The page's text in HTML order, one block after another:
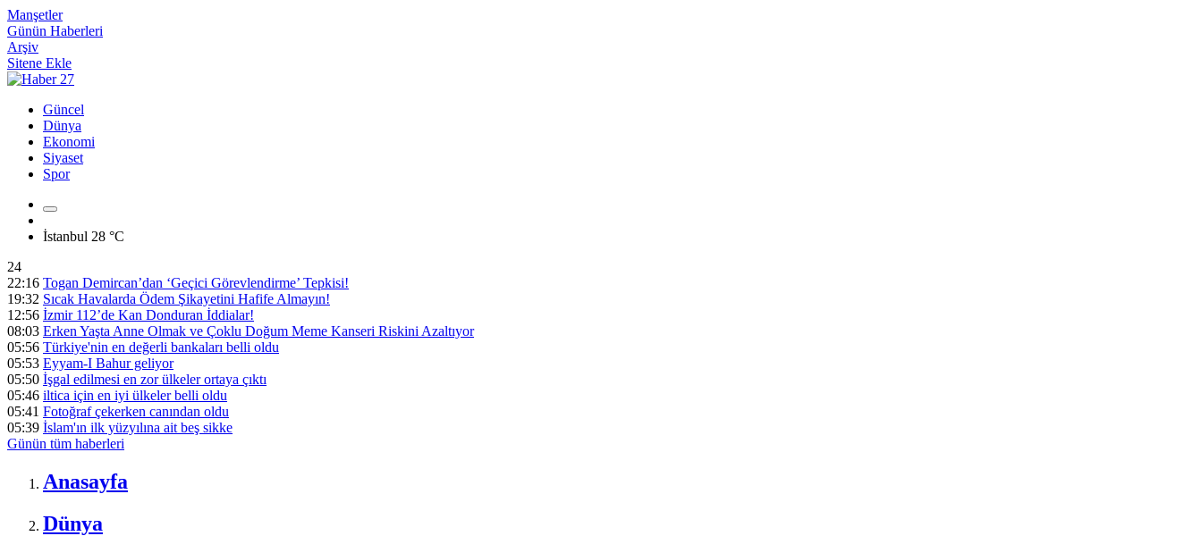
Manşetler
Günün Haberleri
Arşiv
Sitene Ekle
Güncel
Dünya
Ekonomi
Siyaset
Spor
İstanbul 28 °C
24
22:16 Togan Demircan’dan ‘Geçici Görevlendirme’ Tepkisi!
19:32 Sıcak Havalarda Ödem Şikayetini Hafife Almayın!
12:56 İzmir 112’de Kan Donduran İddialar!
08:03 Erken Yaşta Anne Olmak ve Çoklu Doğum Meme Kanseri Riskini Azaltıyor
05:56 Türkiye'nin en değerli bankaları belli oldu
05:53 Eyyam-I Bahur geliyor
05:50 İşgal edilmesi en zor ülkeler ortaya çıktı
05:46 iltica için en iyi ülkeler belli oldu
05:41 Fotoğraf çekerken canından oldu
05:39 İslam'ın ilk yüzyılına ait beş sikke
Günün tüm haberleri
Anasayfa
Dünya